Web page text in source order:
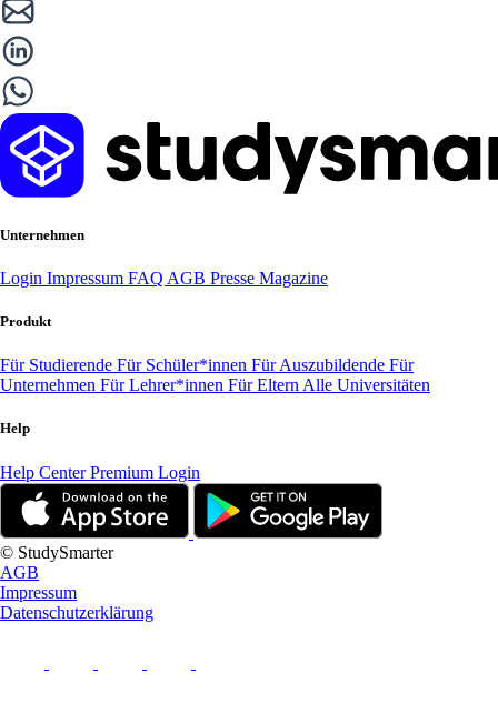
Unternehmen
Login Impressum FAQ AGB Presse Magazine
Produkt
Für Studierende Für Schüler*innen Für Auszubildende Für
Unternehmen Für Lehrer*innen Für Eltern Alle Universitäten
Help
Help CenterPremium Login
© StudySmarter
AGB
Impressum
Datenschutzerklärung